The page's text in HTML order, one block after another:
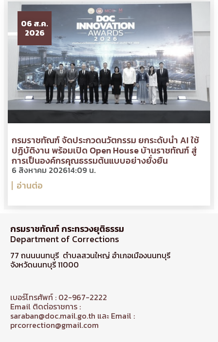
06 ส.ค.
2026
กรมราชทัณฑ์ จัดประกวดนวัตกรรม ยกระดับนำ AI ใช้
ปฏิบัติงาน พร้อมเปิด Open House บ้านราชทัณฑ์ สู่
การเป็นองค์กรคุณธรรมต้นแบบอย่างยั่งยืน
6 สิงหาคม 202614:09 น.
อ่านต่อ
กรมราชทัณฑ์ กระทรวงยุติธรรม
Department of Corrections
77 ถนนนนทบุรี ตำบลสวนใหญ่ อำเภอเมืองนนทบุรี
จังหวัดนนทบุรี 11000
เบอร์โทรศัพท์ : 02-967-2222
Email ติดต่อราชการ :
saraban@doc.mail.go.th และ Email :
prcorrection@gmail.com